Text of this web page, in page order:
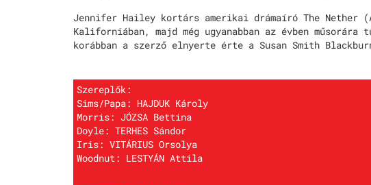
Jennifer Hailey kortárs amerikai drámaíró The Nether
Kaliforniában, majd még ugyanabban az évben
korábban a szerző elnyerte érte a Susan Smith
Szereplők:
Sims/Papa: HAJDUK Károly
Morris: JÓZSA Bettina
Doyle: TERHES Sándor
Iris: VITÁRIUS Orsolya
Woodnut: LESTYÁN Attila